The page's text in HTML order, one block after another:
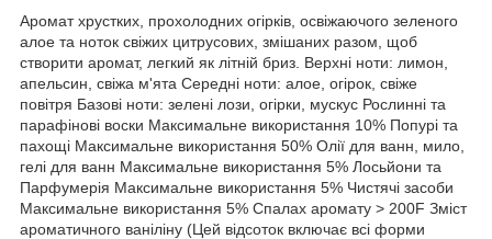
Аромат хрустких, прохолодних огірків, освіжаючого зеленого
алое та ноток свіжих цитрусових, змішаних разом, щоб
створити аромат, легкий як літній бриз. Верхні ноти: лимон,
апельсин, свіжа м'ята Середні ноти: алое, огірок, свіже
повітря Базові ноти: зелені лози, огірки, мускус Рослинні та
парафінові воски Максимальне використання 10% Попурі та
пахощі Максимальне використання 50% Олії для ванн, мило,
гелі для ванн Максимальне використання 5% Лосьйони та
Парфумерія Максимальне використання 5% Чистячі засоби
Максимальне використання 5% Спалах аромату > 200F Зміст
ароматичного ваніліну (Цей відсоток включає всі форми